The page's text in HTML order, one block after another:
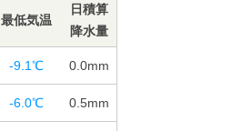
最低気温
日積算
降水量
-9.1℃ 0.0mm
-6.0℃ 0.5mm